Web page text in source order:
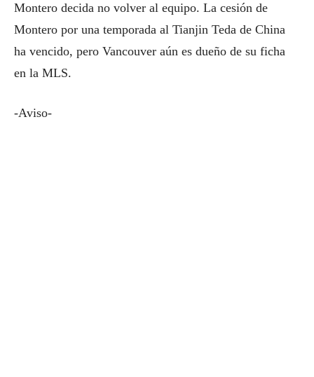
Montero decida no volver al equipo. La cesión de
Montero por una temporada al Tianjin Teda de China
ha vencido, pero Vancouver aún es dueño de su ficha
en la MLS.
-Aviso-